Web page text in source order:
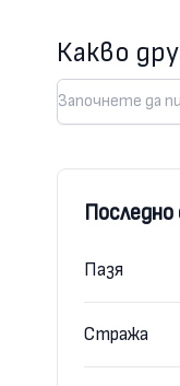
Какво
Пазя
Стража